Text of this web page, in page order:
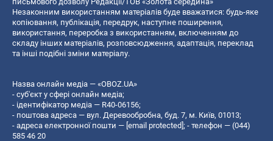
Незаконним використанням матеріалів буде вважатися: будь-яке
копiювання, публiкацiя, передрук, наступне поширення,
використання, переробка з використанням, включенням до
складу інших матеріалів, розповсюдження, адаптація, переклад
та інші подібні зміни матеріалу.
Назва онлайн медіа — «OBOZ.UA»
- суб'єкт у сфері онлайн медіа;
- ідентифікатор медіа — R40-06156;
- поштова адреса — вул. Деревообробна, буд. 7, м. Київ, 01013;
- адреса електронної пошти — [email protected]; - телефон — (044)
585 46 20